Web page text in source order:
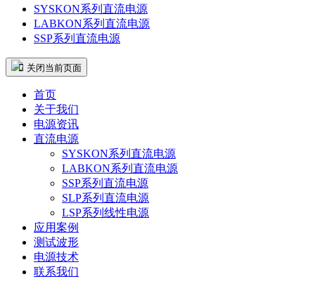
SYSKON系列直流电源
LABKON系列直流电源
SSP系列直流电源
 关闭当前页面
首页
关于我们
电源资讯
直流电源
SYSKON系列直流电源
LABKON系列直流电源
SSP系列直流电源
SLP系列直流电源
LSP系列线性电源
应用案例
测试波形
电源技术
联系我们